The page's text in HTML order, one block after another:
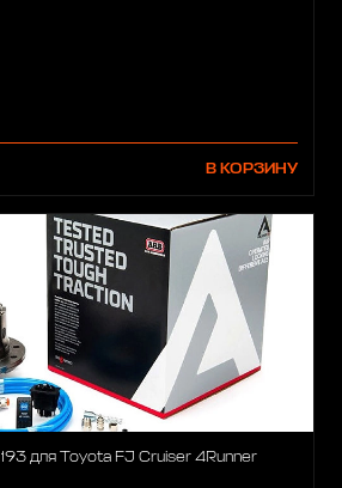
В КОРЗИНУ
для Toyota FJ Cruiser 4Runner